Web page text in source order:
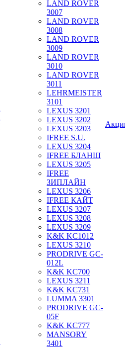
LAND ROVER
3007
LAND ROVER
3008
LAND ROVER
3009
LAND ROVER
3010
LAND ROVER
3011
LEHRMEISTER
3101
LEXUS 3201
LEXUS 3202
LEXUS 3203
IFREE S.U.
LEXUS 3204
IFREE БЛАНШ
LEXUS 3205
IFREE
ЗИПЛАЙН
LEXUS 3206
IFREE КАЙТ
LEXUS 3207
LEXUS 3208
LEXUS 3209
K&K KC1012
LEXUS 3210
PRODRIVE GC-
012L
K&K KC700
LEXUS 3211
K&K KC731
LUMMA 3301
PRODRIVE GC-
05F
K&K KC777
MANSORY
3401